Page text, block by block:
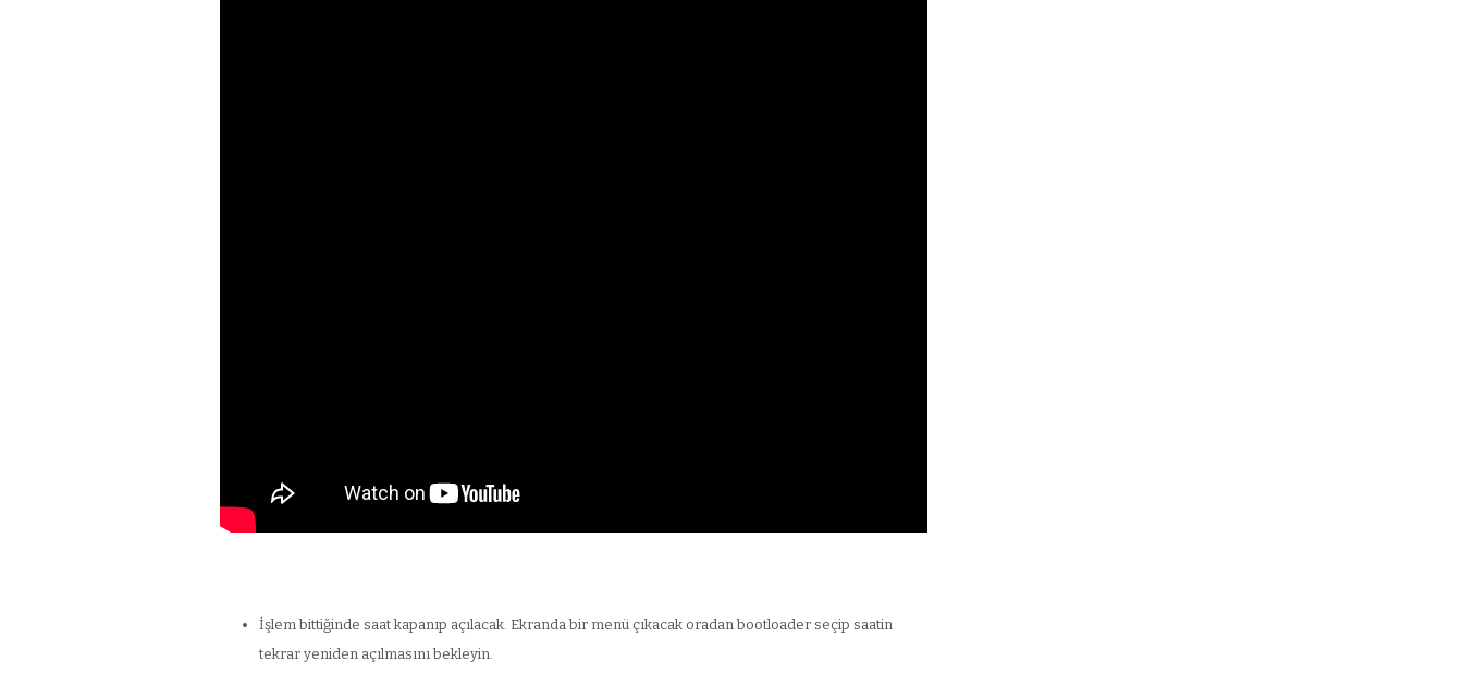
İşlem bittiğinde saat kapanıp açılacak. Ekranda bir menü çıkacak oradan bootloader seçip saatin
tekrar yeniden açılmasını bekleyin.